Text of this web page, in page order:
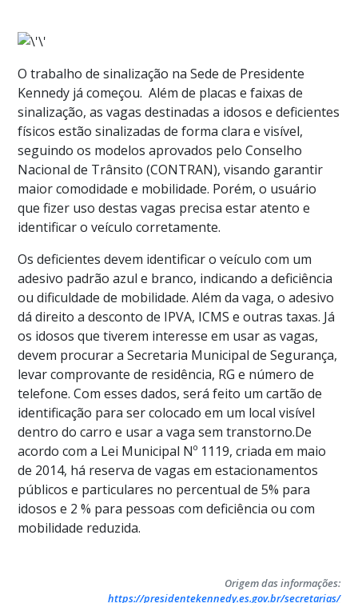
O trabalho de sinalização na Sede de Presidente
Kennedy já começou. Além de placas e faixas de
sinalização, as vagas destinadas a idosos e deficientes
físicos estão sinalizadas de forma clara e visível,
seguindo os modelos aprovados pelo Conselho
Nacional de Trânsito (CONTRAN), visando garantir
maior comodidade e mobilidade. Porém, o usuário
que fizer uso destas vagas precisa estar atento e
identificar o veículo corretamente.
Os deficientes devem identificar o veículo com um
adesivo padrão azul e branco, indicando a deficiência
ou dificuldade de mobilidade. Além da vaga, o adesivo
dá direito a desconto de IPVA, ICMS e outras taxas. Já
os idosos que tiverem interesse em usar as vagas,
devem procurar a Secretaria Municipal de Segurança,
levar comprovante de residência, RG e número de
telefone. Com esses dados, será feito um cartão de
identificação para ser colocado em um local visível
dentro do carro e usar a vaga sem transtorno.De
acordo com a Lei Municipal Nº 1119, criada em maio
de 2014, há reserva de vagas em estacionamentos
públicos e particulares no percentual de 5% para
idosos e 2 % para pessoas com deficiência ou com
mobilidade reduzida.
Origem das informações:
https://presidentekennedy.es.gov.br/secretarias/